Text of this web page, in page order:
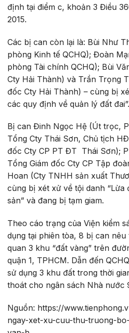
định tại điểm c, khoản 3 Điều
2015.
Các bị can còn lại là: Bùi Như
phòng Kinh tế QCHQ); Đoàn
phòng Tài chính QCHQ); Bùi
Cty Hải Thành) và Trần Trọng
đốc Cty Hải Thành) – cùng bị
các quy định về quản lý đất đai”.
Bị can Đinh Ngọc Hệ (Út trọc,
Tổng Cty Thái Sơn, Chủ tịch
đốc Cty CP PT ĐT Thái Sơn);
Tổng Giám đốc Cty CP Tập
Hoan (Cty TNHH sản xuất
cùng bị xét xử về tội danh “Lừa
sản” và đang bị tạm giam.
Theo cáo trạng của Viện kiểm
dụng tại phiên tòa, 8 bị can
quan 3 khu “đất vàng” trên
quận 1, TPHCM. Dẫn đến
sử dụng 3 khu đất trong thời
thoát cho ngân sách Nhà nước
Nguồn: https://
ngay-xet-xu-cuu-thu-truong-